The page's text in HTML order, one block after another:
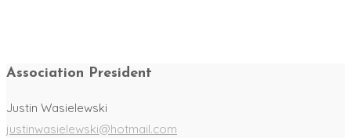
Association President
Justin Wasielewski
justinwasielewski@hotmail.com